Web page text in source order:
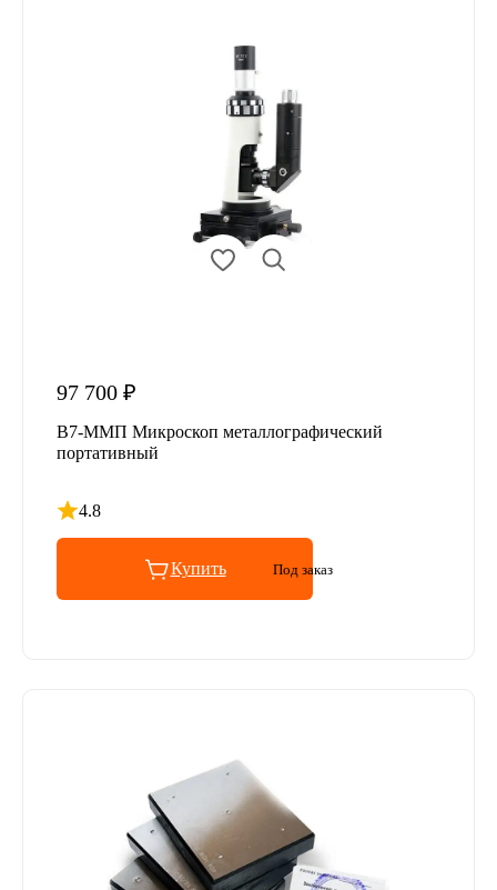
97 700 ₽
В7-ММП Микроскоп металлографический
портативный
4.8
Рейтинг 4.8 из 5
Купить Под заказ